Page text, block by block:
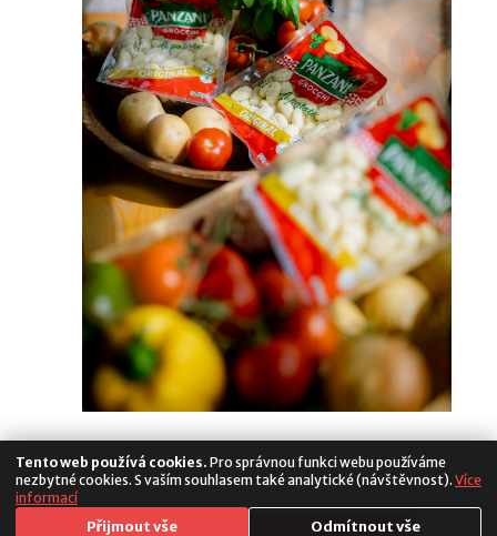
Media
Tento web používá cookies. Pro správnou funkci webu používáme
nezbytné cookies. S vaším souhlasem také analytické (návštěvnost). Více
informací
Přijmout vše Odmítnout vše